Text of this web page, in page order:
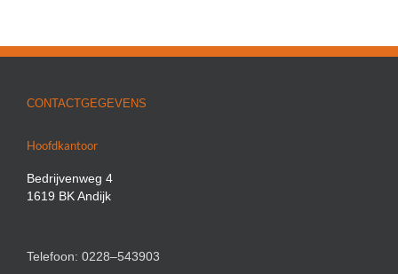
CONTACTGEGEVENS
Hoofdkantoor
Bedrijvenweg 4
1619 BK Andijk
Telefoon: 0228–543903